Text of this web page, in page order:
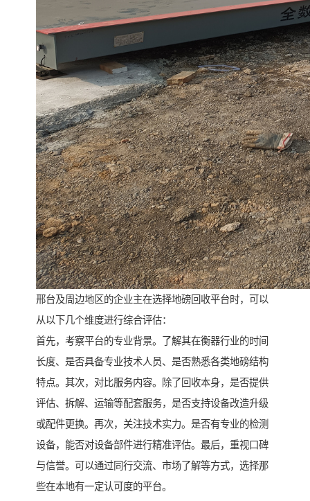
邢台及周边地区的企业主在选择地磅回收平台时，可以
从以下几个维度进行综合评估：
首先，考察平台的专业背景。了解其在衡器行业的时间
长度、是否具备专业技术人员、是否熟悉各类地磅结构
特点。其次，对比服务内容。除了回收本身，是否提供
评估、拆解、运输等配套服务，是否支持设备改造升级
或配件更换。再次，关注技术实力。是否有专业的检测
设备，能否对设备部件进行精准评估。最后，重视口碑
与信誉。可以通过同行交流、市场了解等方式，选择那
些在本地有一定认可度的平台。